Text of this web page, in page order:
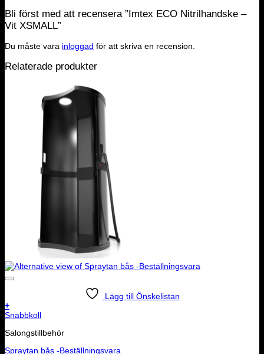
Bli först med att recensera ”Imtex ECO Nitrilhandske –
Vit XSMALL”
Du måste vara inloggad för att skriva en recension.
Relaterade produkter
Lägg till Önskelistan
+
Snabbkoll
Salongstillbehör
Spraytan bås -Beställningsvara